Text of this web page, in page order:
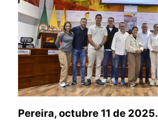
Pereira, octubre 11 de 2025.